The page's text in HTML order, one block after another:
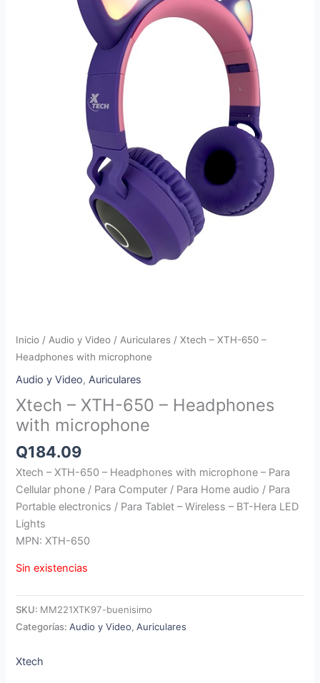
Inicio / Audio y Video / Auriculares / Xtech – XTH-650 –
Headphones with microphone
Audio y Video,Auriculares
Xtech – XTH-650 – Headphones
with microphone
Q184.09
Xtech – XTH-650 – Headphones with microphone – Para
Cellular phone / Para Computer / Para Home audio / Para
Portable electronics / Para Tablet – Wireless – BT-Hera LED
Lights
MPN: XTH-650
Sin existencias
SKU: MM221XTK97-buenisimo
Categorías:Audio y Video,Auriculares
Xtech